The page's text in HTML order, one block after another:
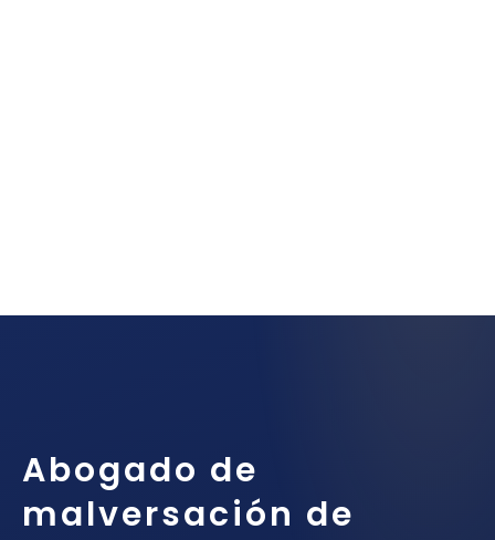
Abogado de
malversación de